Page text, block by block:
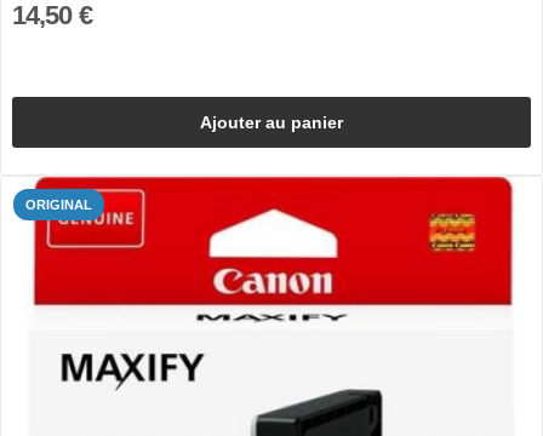
14,50 €
Ajouter au panier
ORIGINAL